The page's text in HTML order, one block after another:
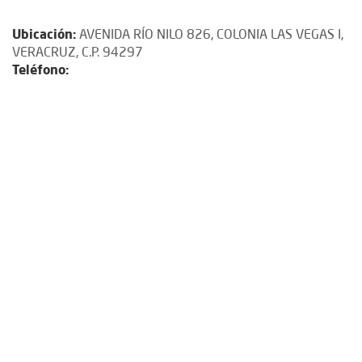
Ubicación: AVENIDA RÍO NILO 826, COLONIA LAS VEGAS I,
VERACRUZ, C.P. 94297
Teléfono: